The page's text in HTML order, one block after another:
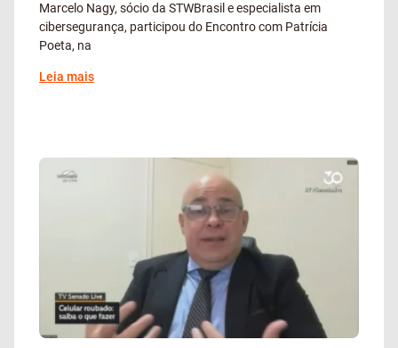
Marcelo Nagy, sócio da STWBrasil e especialista em
cibersegurança, participou do Encontro com Patrícia
Poeta, na
Leia mais